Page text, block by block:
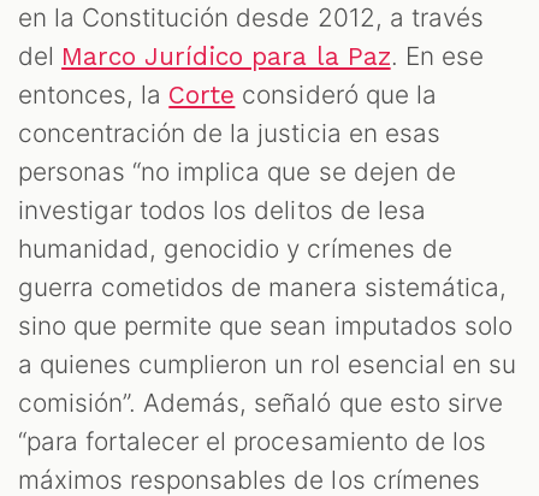
en la Constitución desde 2012, a través
del Marco Jurídico para la Paz. En ese
entonces, la Corte consideró que la
concentración de la justicia en esas
personas “no implica que se dejen de
investigar todos los delitos de lesa
humanidad, genocidio y crímenes de
guerra cometidos de manera sistemática,
sino que permite que sean imputados solo
a quienes cumplieron un rol esencial en su
comisión”. Además, señaló que esto sirve
“para fortalecer el procesamiento de los
máximos responsables de los crímenes